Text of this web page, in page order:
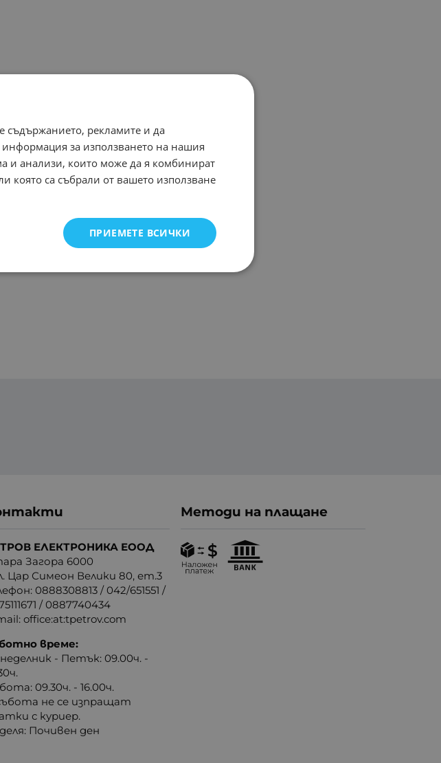
ЕЛЕКТРОНИКА ЕООД
Загора 6000
Цар Симеон Велики 80, ет.3
0888308813 /042/651551 /
/0887740434
office:at:tpetrov.com
време:
- Петък: 09.00ч. -
09.30ч. - 16.00ч.
не се изпращат
с куриер.
Почивен ден
Методи на плащане
съдържанието, рекламите и да
за използването на нашия
и анализи, които може да я комбинират
която са събрали от вашето използване
ПРИЕМЕТЕ ВСИЧКИ